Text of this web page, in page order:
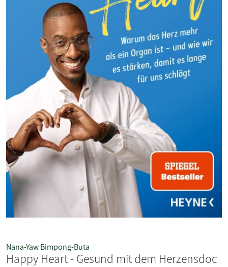
Nana-Yaw Bimpong-Buta
Happy Heart - Gesund mit dem Herzensdoc